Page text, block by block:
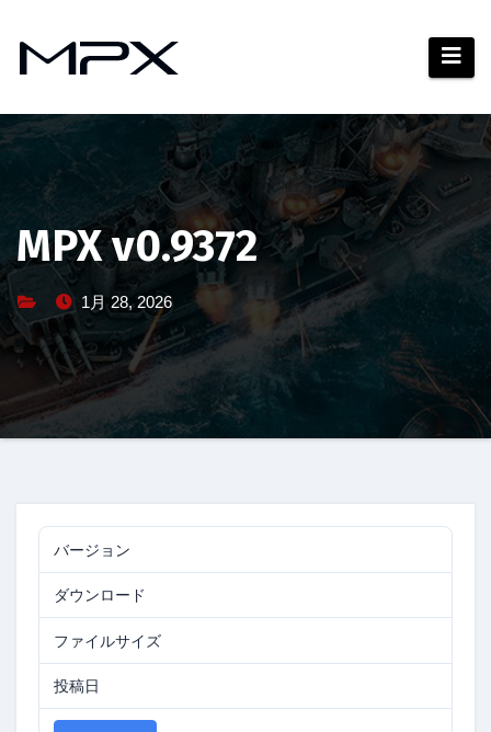
ツ
ッ MPX v0.9372
1月 28, 2026
バージョン
ダウンロード
ファイルサイズ
投稿日